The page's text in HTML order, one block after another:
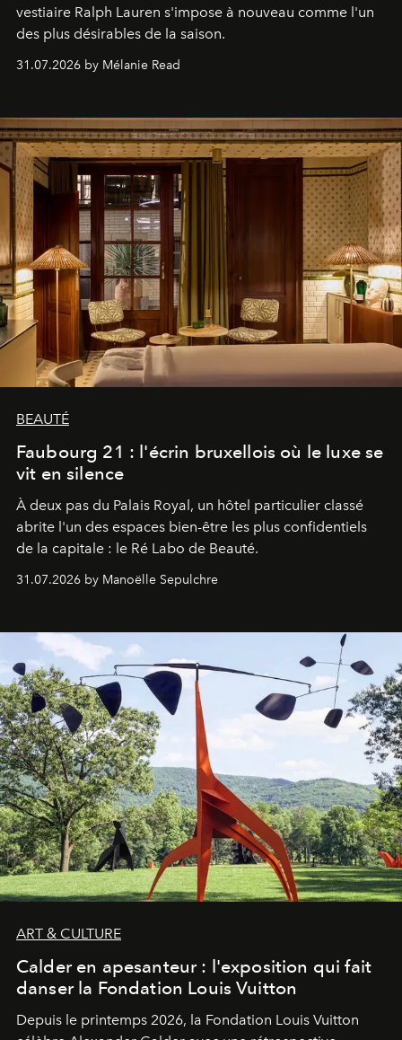
vestiaire Ralph Lauren s'impose à nouveau comme l'un
des plus désirables de la saison.
31.07.2026 by Mélanie Read
BEAUTÉ
Faubourg 21 : l'écrin bruxellois où le luxe se
vit en silence
À deux pas du Palais Royal, un hôtel particulier classé
abrite l'un des espaces bien-être les plus confidentiels
de la capitale : le Ré Labo de Beauté.
31.07.2026 by Manoëlle Sepulchre
ART & CULTURE
Calder en apesanteur : l'exposition qui fait
danser la Fondation Louis Vuitton
Depuis le printemps 2026, la Fondation Louis Vuitton